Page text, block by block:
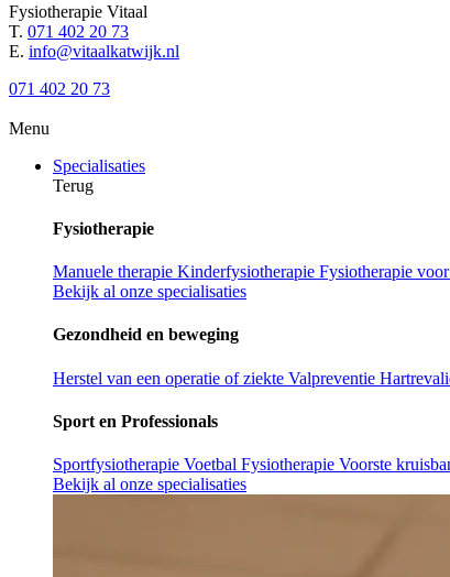
Fysiotherapie Vitaal
T. 071 402 20 73
E. info@vitaalkatwijk.nl
071 402 20 73
Menu
Specialisaties
Terug
Fysiotherapie
Manuele therapie Kinderfysiotherapie Fysiotherapie
Bekijk al onze specialisaties
Gezondheid en beweging
Herstel van een operatie of ziekte Valpreventie
Sport en Professionals
Sportfysiotherapie Voetbal Fysiotherapie Voorste
Bekijk al onze specialisaties